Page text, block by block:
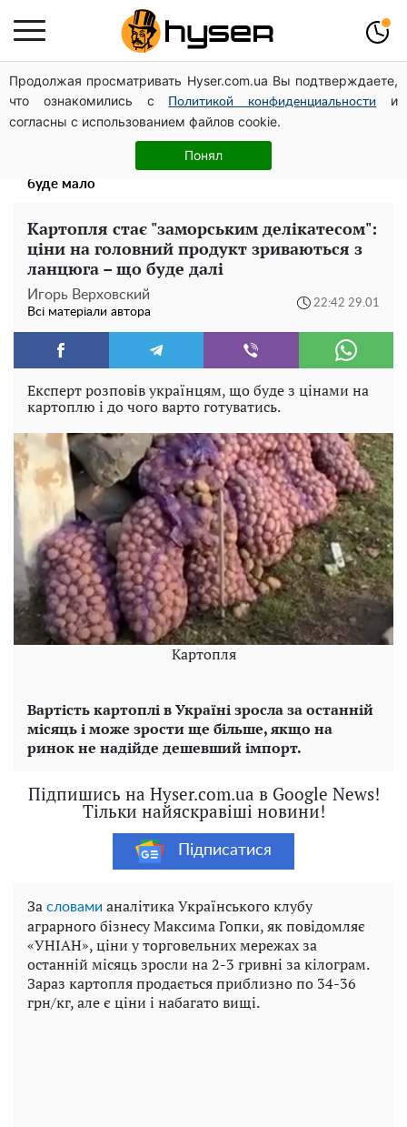
Продолжая просматривать Hyser.com.ua Вы подтверждаете,
что ознакомились с
Политикой конфиденциальности
и
согласны с использованием файлов cookie.
Понял
Павло Прудніков та його дивовижна кар'єра від актора
у російському театрі до номінанта у керівники
Федерації профспілок
Весь секрет в одній таблетці аспірину: рецепт хрумкої
та соковитої капусти на зиму. Навіть п'яти банок вам
буде мало
Картопля стає "заморським делікатесом":
ціни на головний продукт зриваються з
ланцюга – що буде далі
Игорь Верховский
Всі матеріали автора
22:42 29.01
Експерт розповів українцям, що буде з цінами на
картоплю і до чого варто готуватись.
Картопля
Вартість картоплі в Україні зросла за останній
місяць і може зрости ще більше, якщо на
ринок не надійде дешевший імпорт.
Підпишись на Hyser.com.ua в Google News!
Тільки найяскравіші новини!
Підписатися
За словами аналітика Українського клубу
аграрного бізнесу Максима Гопки, як повідомляє
«УНІАН», ціни у торговельних мережах за
останній місяць зросли на 2-3 гривні за кілограм.
Зараз картопля продається приблизно по 34-36
грн/кг, але є ціни і набагато вищі.